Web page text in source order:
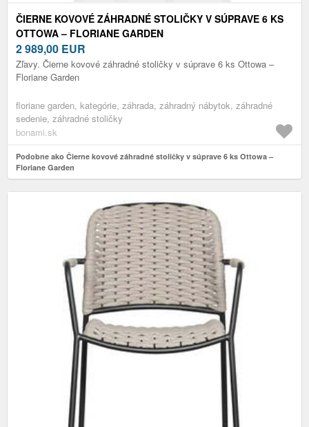
ČIERNE KOVOVÉ ZÁHRADNÉ STOLIČKY V SÚPRAVE 6 KS
OTTOWA – FLORIANE GARDEN
2 989,00 EUR
Zľavy. Čierne kovové záhradné stoličky v súprave 6 ks Ottowa –
Floriane Garden
floriane garden, kategórie, záhrada, záhradný nábytok, záhradné
sedenie, záhradné stoličky
bonami.sk
Podobne ako Čierne kovové záhradné stoličky v súprave 6 ks Ottowa –
Floriane Garden